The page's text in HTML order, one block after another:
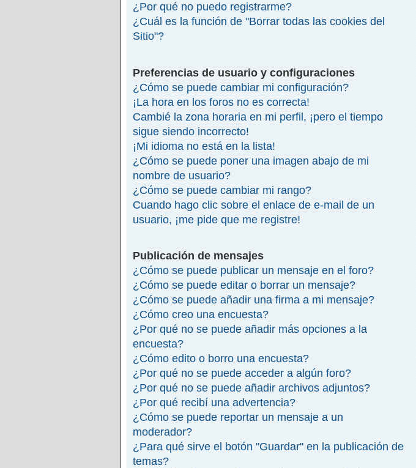
¿Por qué no puedo registrarme?
¿Cuál es la función de "Borrar todas las cookies del
Sitio"?
Preferencias de usuario y configuraciones
¿Cómo se puede cambiar mi configuración?
¡La hora en los foros no es correcta!
Cambié la zona horaria en mi perfil, ¡pero el tiempo
sigue siendo incorrecto!
¡Mi idioma no está en la lista!
¿Cómo se puede poner una imagen abajo de mi
nombre de usuario?
¿Cómo se puede cambiar mi rango?
Cuando hago clic sobre el enlace de e-mail de un
usuario, ¡me pide que me registre!
Publicación de mensajes
¿Cómo se puede publicar un mensaje en el foro?
¿Cómo se puede editar o borrar un mensaje?
¿Cómo se puede añadir una firma a mi mensaje?
¿Cómo creo una encuesta?
¿Por qué no se puede añadir más opciones a la
encuesta?
¿Cómo edito o borro una encuesta?
¿Por qué no se puede acceder a algún foro?
¿Por qué no se puede añadir archivos adjuntos?
¿Por qué recibí una advertencia?
¿Cómo se puede reportar un mensaje a un
moderador?
¿Para qué sirve el botón "Guardar" en la publicación de
temas?